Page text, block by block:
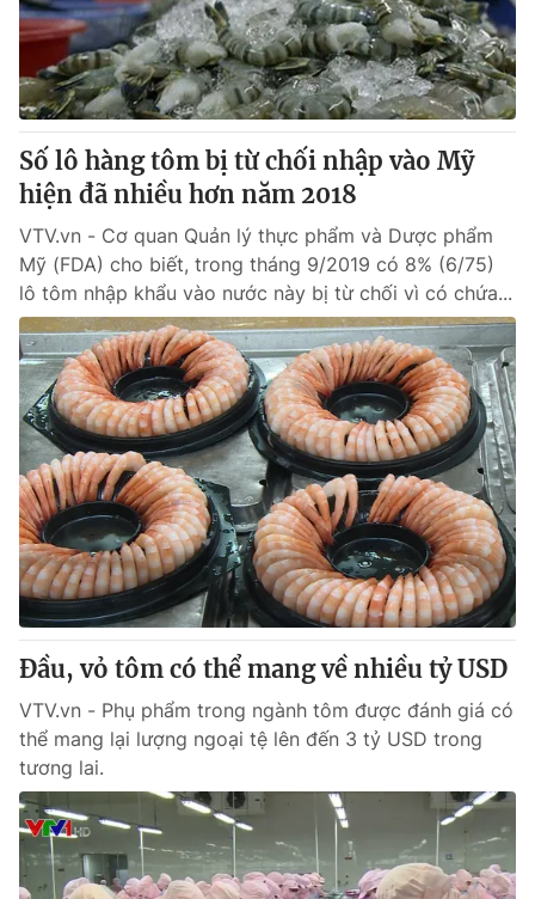
Số lô hàng tôm bị từ chối nhập vào Mỹ
hiện đã nhiều hơn năm 2018
VTV.vn - Cơ quan Quản lý thực phẩm và Dược phẩm
Mỹ (FDA) cho biết, trong tháng 9/2019 có 8% (6/75)
lô tôm nhập khẩu vào nước này bị từ chối vì có chứa...
Đầu, vỏ tôm có thể mang về nhiều tỷ USD
VTV.vn - Phụ phẩm trong ngành tôm được đánh giá có
thể mang lại lượng ngoại tệ lên đến 3 tỷ USD trong
tương lai.